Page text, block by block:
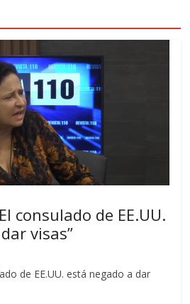
consulado de EE.UU.
visas”
de EE.UU. está negado a dar